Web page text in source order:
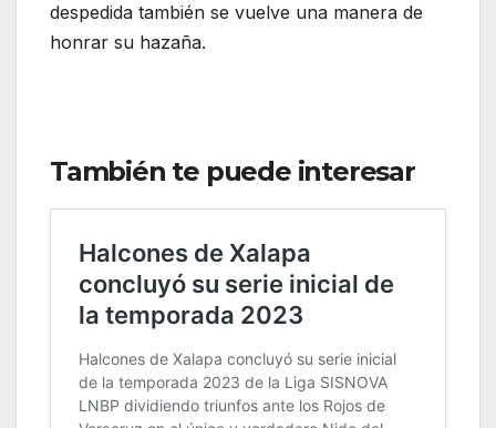
despedida también se vuelve una manera de
honrar su hazaña.
También te puede interesar